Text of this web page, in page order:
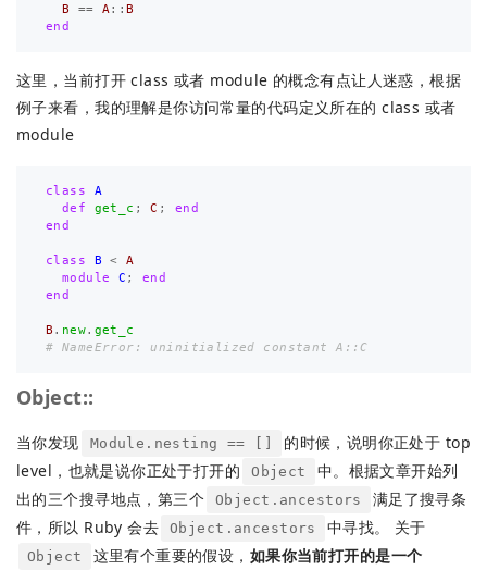
B
== A::B
end
这里，当前打开 class 或者 module 的概念有点让人迷惑，根据
例子来看，我的理解是你访问常量的代码定义所在的 class 或者
module
class
A
def
get_c ; C ;
end
end
class B <
A
module
C ;
end
end
B . new. get_c
# NameError: uninitialized constant A::C
Object::
当你发现 Module.nesting == []
的时候，说明你正处于 top
level，也就是说你正处于打开的
Object
中。根据文章开始列
出的三个搜寻地点，第三个
Object.ancestors
满足了搜寻条
件，所以 Ruby 会去
Object.ancestors 中寻找。 关于
Object 这里有个重要的假设， 如果你当前打开的是一个